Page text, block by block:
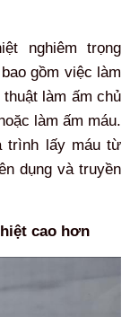
nghiêm trọng
gồm việc làm
làm ấm chủ
làm ấm máu.
trình lấy máu từ
dụng và truyền
cao hơn